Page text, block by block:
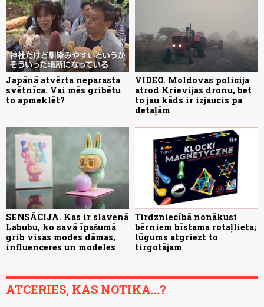
Japānā atvērta neparasta
svētnīca. Vai mēs gribētu
to apmeklēt?
VIDEO. Moldovas policija
atrod Krievijas dronu, bet
to jau kāds ir izjaucis pa
detaļām
SENSĀCIJA. Kas ir slavenā
Labubu, ko savā īpašumā
grib visas modes dāmas,
influenceres un modeles
Tirdzniecībā nonākusi
bērniem bīstama rotaļlieta;
lūgums atgriezt to
tirgotājam
ATCERIES, KAS NOTIKA...?